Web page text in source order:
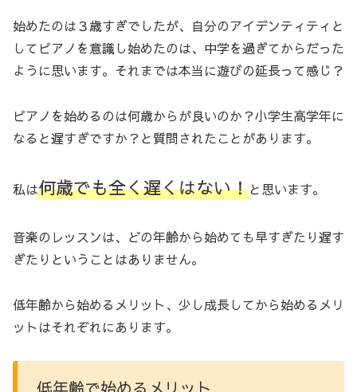
始めたのは３歳すぎでしたが、自分のアイデンティティと
してピアノを意識し始めたのは、中学を過ぎてからだった
ように思います。それまでは本当に遊びの延長って感じ？
ピアノを始めるのは何歳からが良いのか？小学生高学年に
なると遅すぎですか？と質問されたことがあります。
私は何歳でも全く遅くはない！と思います。
音楽のレッスンは、どの年齢から始めても早すぎたり遅す
ぎたりということはありません。
低年齢から始めるメリット、少し成長してから始めるメリ
ットはそれぞれにあります。
低年齢で始めるメリット